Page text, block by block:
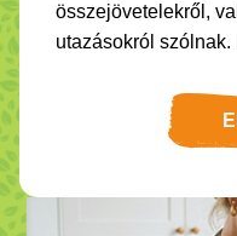
összejövetelekről,
utazásokról